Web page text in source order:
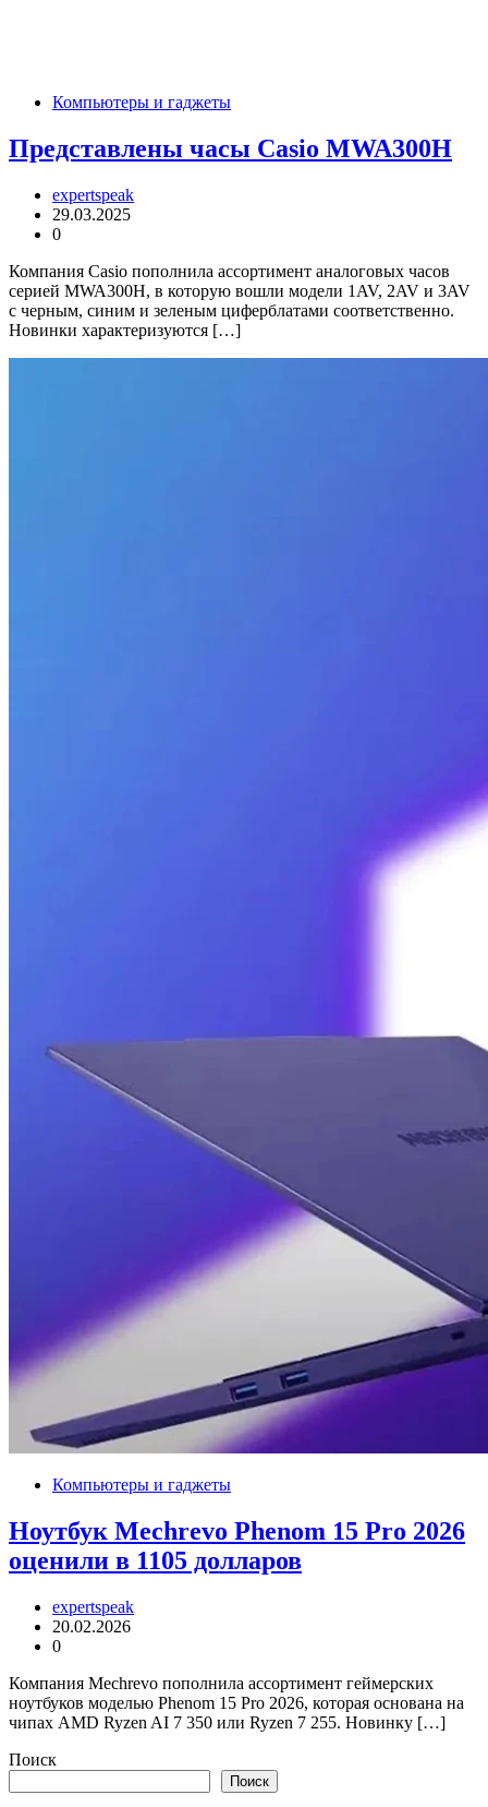
Компьютеры и гаджеты
Представлены часы Casio MWA300H
expertspeak
29.03.2025
0
Компания Casio пополнила ассортимент аналоговых часов
серией MWA300H, в которую вошли модели 1AV, 2AV и 3AV
с черным, синим и зеленым циферблатами соответственно.
Новинки характеризуются […]
Компьютеры и гаджеты
Ноутбук Mechrevo Phenom 15 Pro 2026
оценили в 1105 долларов
expertspeak
20.02.2026
0
Компания Mechrevo пополнила ассортимент геймерских
ноутбуков моделью Phenom 15 Pro 2026, которая основана на
чипах AMD Ryzen AI 7 350 или Ryzen 7 255. Новинку […]
Поиск
Поиск